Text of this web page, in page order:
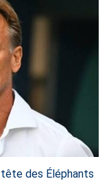
des Éléphants